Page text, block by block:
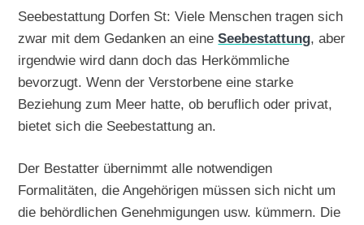
Seebestattung Dorfen St: Viele Menschen tragen sich
zwar mit dem Gedanken an eineSeebestattung, aber
irgendwie wird dann doch das Herkömmliche
bevorzugt. Wenn der Verstorbene eine starke
Beziehung zum Meer hatte, ob beruflich oder privat,
bietet sich die Seebestattung an.
Der Bestatter übernimmt alle notwendigen
Formalitäten, die Angehörigen müssen sich nicht um
die behördlichen Genehmigungen usw. kümmern. Die